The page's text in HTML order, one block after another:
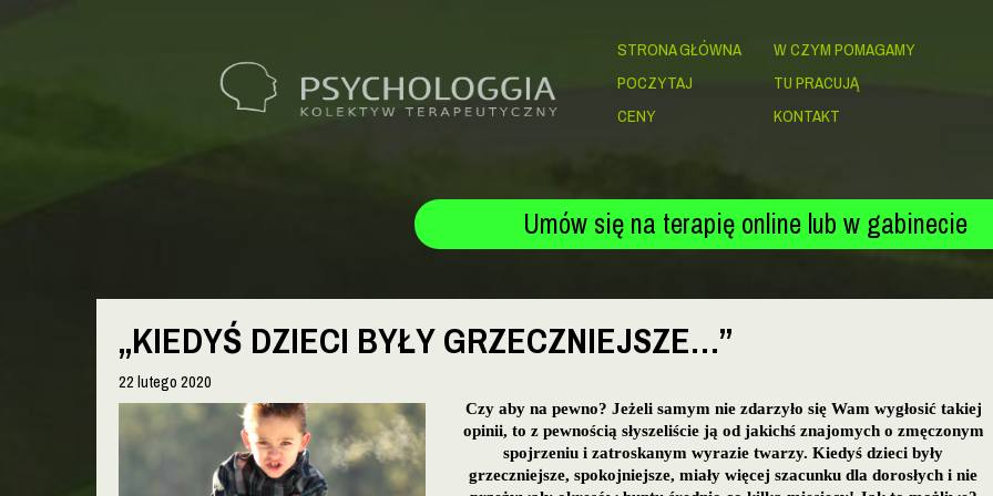
STRONA GŁÓWNA
W CZYM POMAGAMY
POCZYTAJ
TU PRACUJĄ
CENY
KONTAKT
Umów się na terapię online lub w gabinecie
„KIEDYŚ DZIECI BYŁY GRZECZNIEJSZE…”
22 lutego 2020
Czy aby na pewno? Jeżeli samym nie zdarzyło się Wam wygłosić takiej
opinii, to z pewnością słyszeliście ją od jakichś znajomych o zmęczonym
spojrzeniu i zatroskanym wyrazie twarzy. Kiedyś dzieci były
grzeczniejsze, spokojniejsze, miały więcej szacunku dla dorosłych i nie